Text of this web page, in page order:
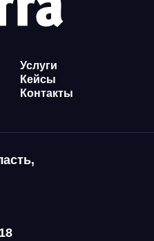
Услуги
Кейсы
Контакты